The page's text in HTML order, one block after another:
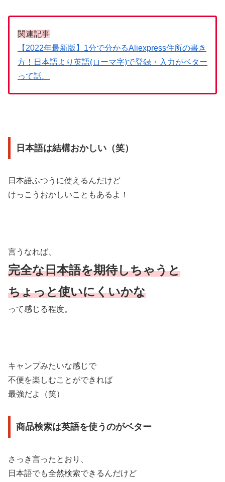
関連記事
【2022年最新版】1分で分かるAliexpress住所の書き
方！日本語より英語(ローマ字)で登録・入力がベター
って話。
日本語は結構おかしい（笑）
日本語ふつうに使えるんだけど
けっこうおかしいこともあるよ！
言うなれば、
完全な日本語を期待しちゃうと
ちょっと使いにくいかな
って感じる程度。
キャンプみたいな感じで
不便を楽しむことができれば
最強だよ（笑）
商品検索は英語を使うのがベター
さっき言ったとおり、
日本語でも全然検索できるんだけど